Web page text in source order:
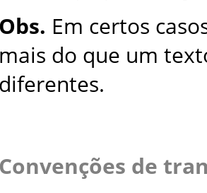
Obs. Em certos
mais do que um
diferentes.
Convenções de